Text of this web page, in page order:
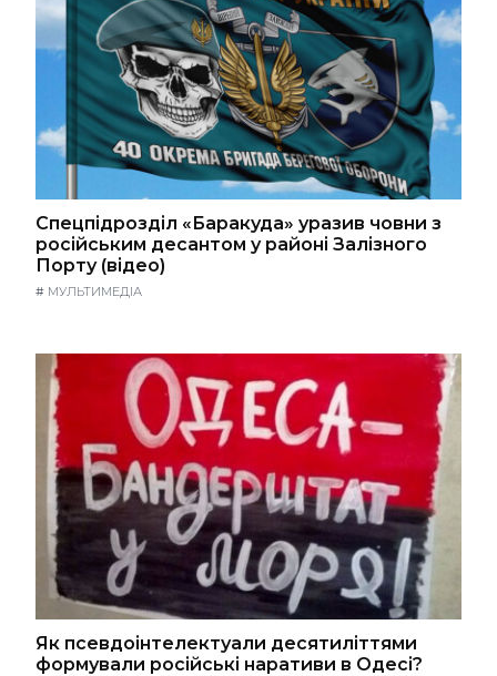
Спецпідрозділ «Баракуда» уразив човни з
російським десантом у районі Залізного
Порту (відео)
# МУЛЬТИМЕДІА
Як псевдоінтелектуали десятиліттями
формували російські наративи в Одесі?